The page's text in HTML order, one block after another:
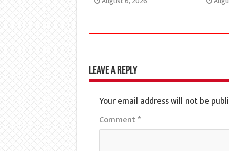
Leave a Reply
Your email address will not be
Comment*